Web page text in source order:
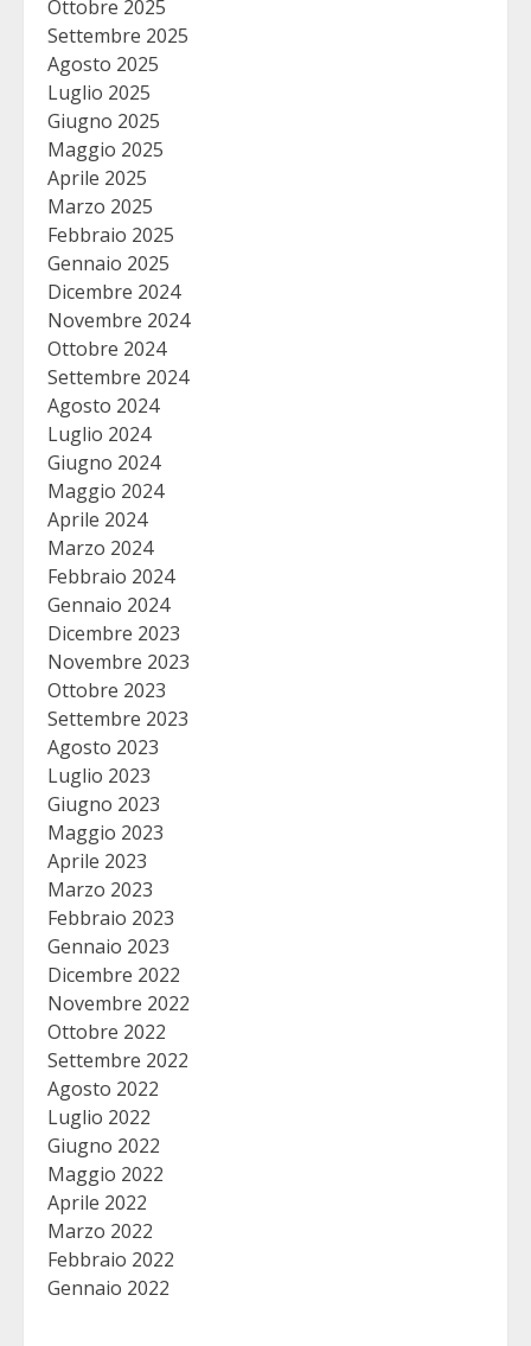
Ottobre 2025
Settembre 2025
Agosto 2025
Luglio 2025
Giugno 2025
Maggio 2025
Aprile 2025
Marzo 2025
Febbraio 2025
Gennaio 2025
Dicembre 2024
Novembre 2024
Ottobre 2024
Settembre 2024
Agosto 2024
Luglio 2024
Giugno 2024
Maggio 2024
Aprile 2024
Marzo 2024
Febbraio 2024
Gennaio 2024
Dicembre 2023
Novembre 2023
Ottobre 2023
Settembre 2023
Agosto 2023
Luglio 2023
Giugno 2023
Maggio 2023
Aprile 2023
Marzo 2023
Febbraio 2023
Gennaio 2023
Dicembre 2022
Novembre 2022
Ottobre 2022
Settembre 2022
Agosto 2022
Luglio 2022
Giugno 2022
Maggio 2022
Aprile 2022
Marzo 2022
Febbraio 2022
Gennaio 2022